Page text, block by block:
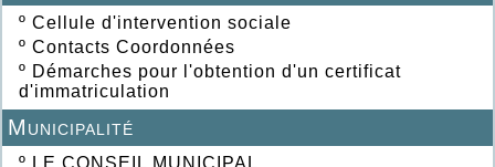
º Cellule d'intervention sociale
º Contacts Coordonnées
º Démarches pour l'obtention d'un certificat
d'immatriculation
Municipalité
º LE CONSEIL MUNICIPAL